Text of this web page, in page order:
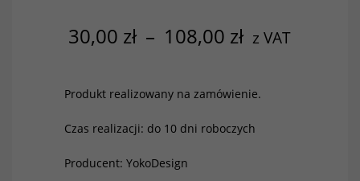
30,00 zł – 108,00 zł z VAT
Produkt realizowany na zamówienie.
Czas realizacji: do 10 dni roboczych
Producent: YokoDesign